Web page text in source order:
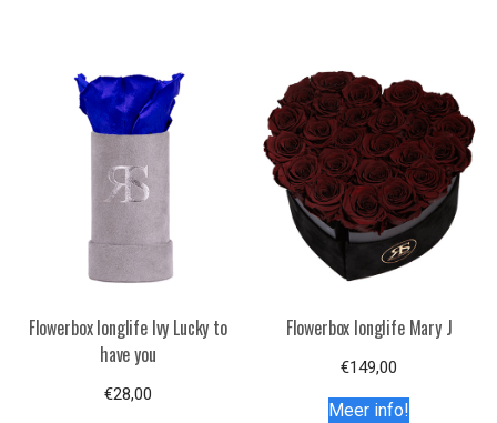
Flowerbox longlife Ivy Lucky to
have you
€28,00
Flowerbox longlife Mary J
€149,00
Meer info!